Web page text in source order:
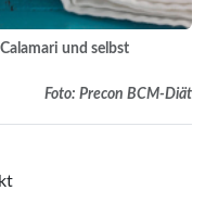
und selbst
Foto: Precon BCM-Diät